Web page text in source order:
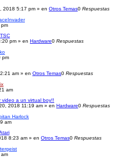
2018 5:17 pm » en Otros Temas0 Respuestas
pm » en Hardware0 Respuestas
pm
am » en Otros Temas0 Respuestas
am
a un virtual boy!!
2018 11:19 am » en Hardware0 Respuestas
Harlock
am
8:23 am » en Otros Temas0 Respuestas